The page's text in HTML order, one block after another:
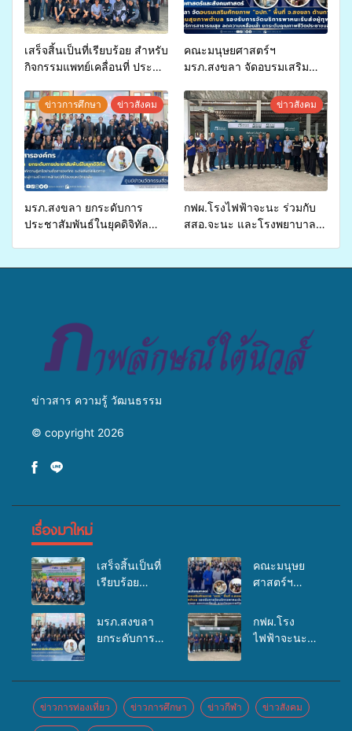
เสร็จสิ้นเป็นที่เรียบร้อย สำหรับ
กิจกรรมแพทย์เคลื่อนที่ ประจำ
สุขภาพแก่ประชาชนในพื้นที่
อำเภอจะนะ
คณะมนุษยศาสตร์ฯ
มรภ.สงขลา จัดอบรมเสริม
จ่ายงบกองทุนสุขภาพตำบล
รองรับการจัดบริการพาหนะรับ
ส่งผู้ทุพพลภาพเพื่อเข้ารับ
บริการสาธารณสุข ลดความ
เหลื่อมล้ำ ยกระดับคุณภาพ
ชีวิตประชาชนอย่างยั่งยืน
ข่าวการศึกษา ข่าวสังคม
มรภ.สงขลา ยกระดับการ
ประชาสัมพันธ์ในยุคดิจิทัล
ข่าวสังคม
กฟผ.โรงไฟฟ้าจะนะ ร่วมกับ
สสอ.จะนะ และโรงพยาบาล
ข่าวสาร ความรู้ วัฒนธรรม
© copyright 2026
เรื่องมาใหม่
เสร็จสิ้นเป็นที่
เรียบร้อย
เคลื่อนที่
บริการด้าน
สุขภาพแก่
ประชาชนใน
คณะมนุษย
ศาสตร์ฯ
จัดอบรมเสริม
ศักยภาพ
กองทุน
สุขภาพตำบล
รองรับการจัด
มรภ.สงขลา
ยกระดับการ
องค์ความรู้
เครือข่าย
กฟผ.โรง
ไฟฟ้าจะนะ
พยาบาลศิคริ
นทร์ หาดใหญ่
ข่าวการท่องเที่ยว ข่าวการศึกษา ข่าวกีฬา ข่าวสังคม